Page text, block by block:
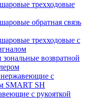
трехходовые
обратная связь
трехходовые с
возвратной
с
SMART SH
с рукояткой